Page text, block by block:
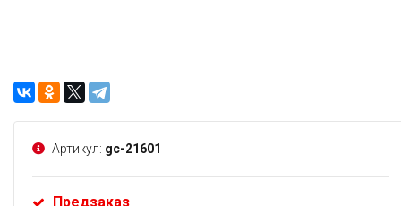
Артикул: gc-21601
Предзаказ